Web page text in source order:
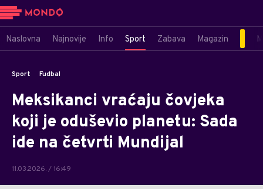
Naslovna Najnovije Info Sport Zabava Magazin
Sport Fudbal
Meksikanci vraćaju čovjeka
koji je oduševio planetu: Sada
ide na četvrti Mundijal
11.03.2026. / 16:49